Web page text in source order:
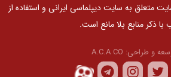
متعلق به سایت دیپلماسی ایرانی و استفاده از
با ذکر منابع بلا مانع است.
و طراحی: A.C.A CO